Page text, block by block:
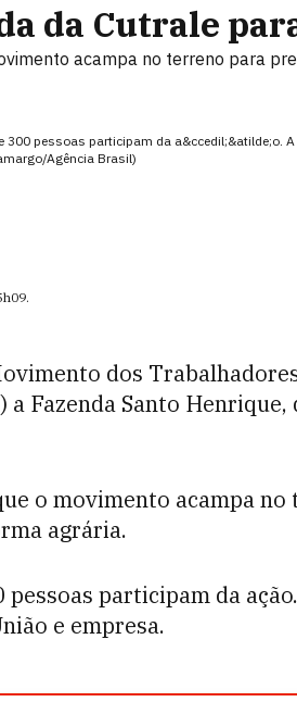
da Cutrale
acampa no terreno para
300 pessoas participam da a&ccedil;&atilde;o.
Agência Brasil)
.
dos
a Fazenda Santo Henrique,
o movimento acampa
agrária.
pessoas participam da
e empresa.